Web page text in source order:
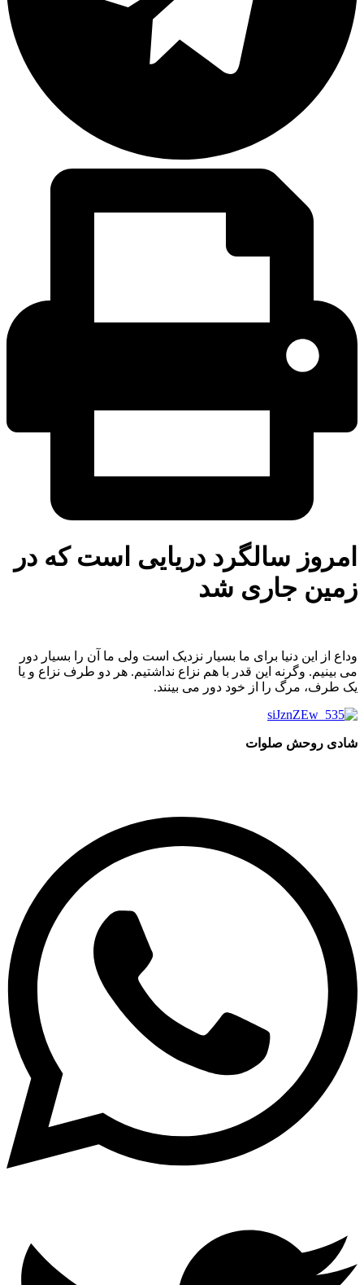
امروز سالگرد دریایی است که در
زمین جاری شد
وداع از این دنیا برای ما بسیار نزدیک است ولی ما آن را بسیار دور
می بینیم. وگرنه این قدر با هم نزاع نداشتیم. هر دو طرف نزاع و یا
یک طرف، مرگ را از خود دور می بینند.
شادی روحش صلوات